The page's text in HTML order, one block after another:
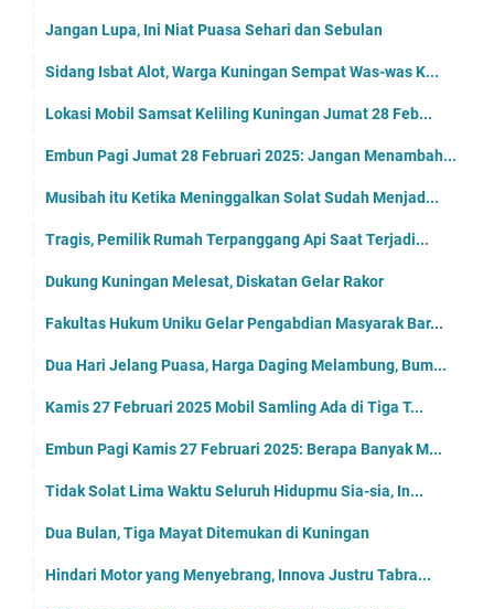
Jangan Lupa, Ini Niat Puasa Sehari dan Sebulan
Sidang Isbat Alot, Warga Kuningan Sempat Was-was K...
Lokasi Mobil Samsat Keliling Kuningan Jumat 28 Feb...
Embun Pagi Jumat 28 Februari 2025: Jangan Menambah...
Musibah itu Ketika Meninggalkan Solat Sudah Menjad...
Tragis, Pemilik Rumah Terpanggang Api Saat Terjadi...
Dukung Kuningan Melesat, Diskatan Gelar Rakor
Fakultas Hukum Uniku Gelar Pengabdian Masyarak Bar...
Dua Hari Jelang Puasa, Harga Daging Melambung, Bum...
Kamis 27 Februari 2025 Mobil Samling Ada di Tiga T...
Embun Pagi Kamis 27 Februari 2025: Berapa Banyak M...
Tidak Solat Lima Waktu Seluruh Hidupmu Sia-sia, In...
Dua Bulan, Tiga Mayat Ditemukan di Kuningan
Hindari Motor yang Menyebrang, Innova Justru Tabra...